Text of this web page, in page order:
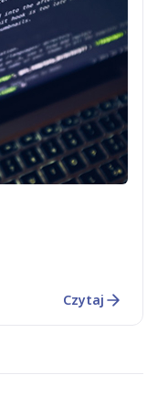
Czytaj